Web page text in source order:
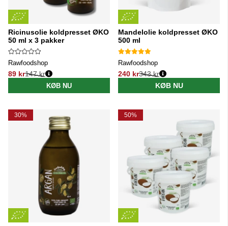
Ricinusolie koldpresset ØKO
50 ml x 3 pakker
Rawfoodshop
89 kr
Normalpris:
147 kr
KØB NU
Mandelolie koldpresset ØKO
500 ml
Rawfoodshop
240 kr
Normalpris:
343 kr
KØB NU
30% 50%